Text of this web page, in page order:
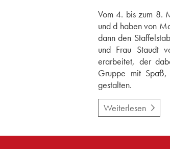
Vom 4. bis zum 8.
und d haben von
dann den
und Frau Staudt
erarbeitet, der
Gruppe mit Spaß,
gestalten.
Weiterlesen